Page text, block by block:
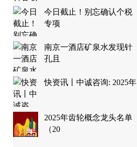
今日截止！别忘确认个税
专项
南京一酒店矿泉水发现针
孔且
快资讯丨中诚咨询: 2025年
2025年齿轮概念龙头名单
（20